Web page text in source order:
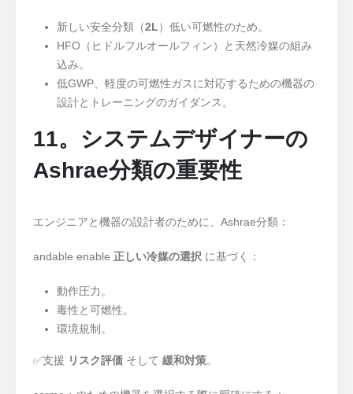
新しい安全分類（2L）低い可燃性のため。
HFO（ヒドルフルオールフィン）と天然冷媒の組み
込み。
低GWP、軽度の可燃性ガスに対応するための機器の
設計とトレーニングのガイダンス。
11。システムデザイナーの
Ashrae分類の重要性
エンジニアと機器の設計者のために、Ashrae分類：
andable enable正しい冷媒の選択 に基づく：
動作圧力。
毒性と可燃性。
環境規制。
✅支援 リスク評価 そして緩和対策。